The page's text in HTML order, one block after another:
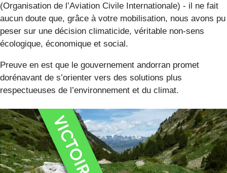
(Organisation de l’Aviation Civile Internationale) - il ne fait
aucun doute que, grâce à votre mobilisation, nous avons pu
peser sur une décision climaticide, véritable non-sens
écologique, économique et social.
Preuve en est que le gouvernement andorran promet
dorénavant de s’orienter vers des solutions plus
respectueuses de l’environnement et du climat.